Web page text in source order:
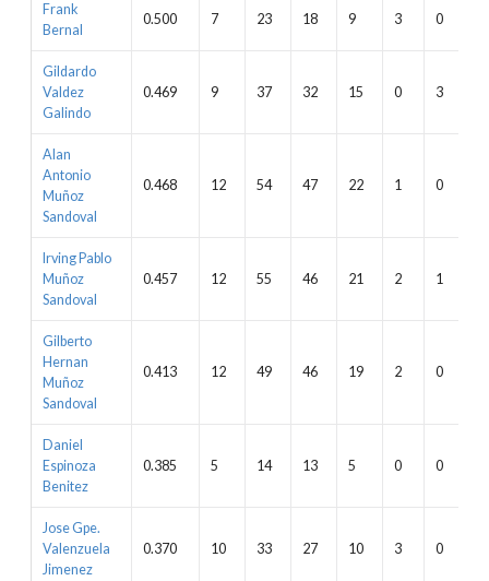
Frank
Bernal
0.500 7 23 18 9 3 0
Gildardo
Valdez
Galindo
0.469 9 37 32 15 0 3
Alan
Antonio
Muñoz
Sandoval
0.468 12 54 47 22 1 0
Irving Pablo
Muñoz
Sandoval
0.457 12 55 46 21 2 1
Gilberto
Hernan
Muñoz
Sandoval
0.413 12 49 46 19 2 0
Daniel
Espinoza
Benitez
0.385 5 14 13 5 0 0
Jose Gpe.
Valenzuela
Jimenez
0.370 10 33 27 10 3 0